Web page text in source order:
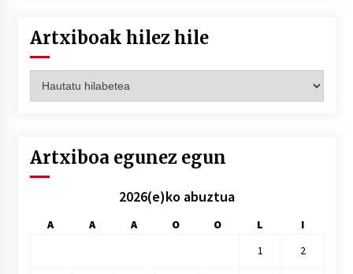
Artxiboak hilez hile
hilez
Artxiboa egunez egun
2026(e)ko abuztua
A A A O O L
I
1
2